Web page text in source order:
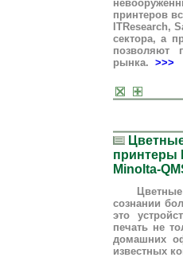
принтеров
ITResearch,
сектора, а
позволяют
рынка. >>>
принтеры
Minolta-
Цветные
сознании
это
печать не
домашних
известных